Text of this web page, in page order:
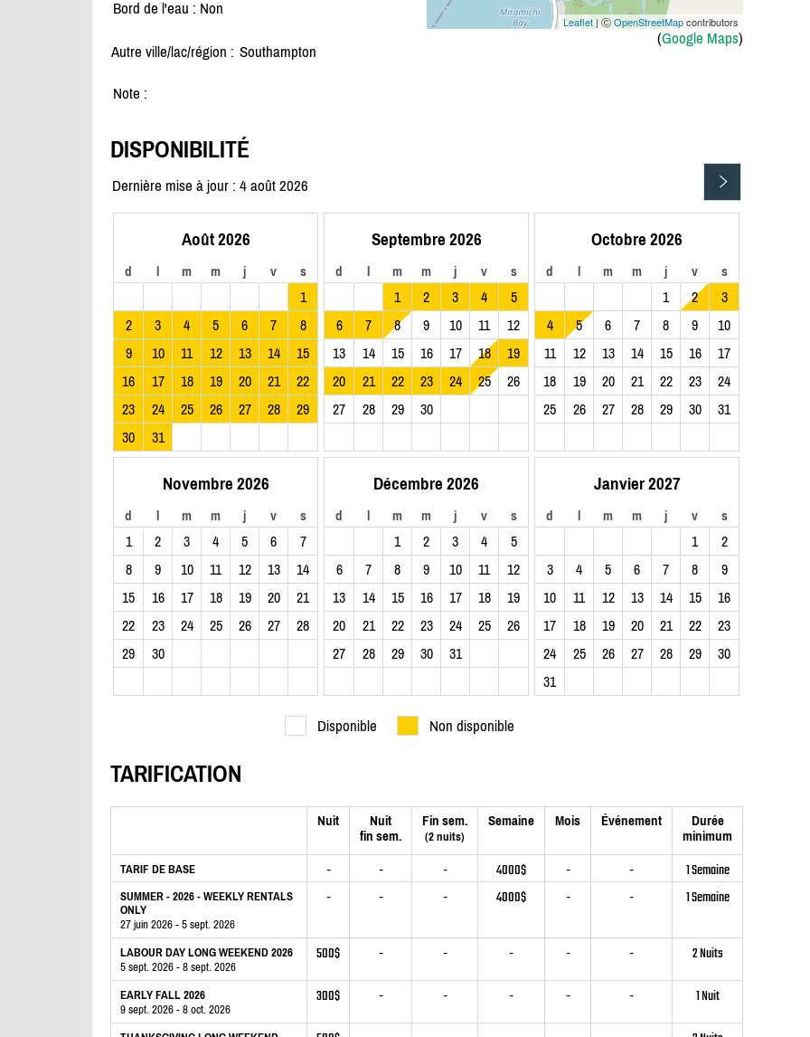
Leaflet| ⒸOpenStreetMapcontributors
(Google Maps)
Bord de l'eau : Non
Autre ville/lac/région : Southampton
Note :
DISPONIBILITÉ
Dernière mise à jour : 4 août 2026
Août 2026
d l m m j v s
1
2
3 4 5 6 7
8
9
10 11 12 13 14
15
16
17 18 19 20 21
22
23
24 25 26 27 28
29
30
31
Septembre 2026
d l m m j v s
1 2 3 4
5
6
7 8 9 10 11
12
13
14 15 16 17 18
19
20
21 22 23 24 25
26
27
28 29 30
Octobre 2026
d l m m j v s
1 2
3
4
5 6 7 8 9
10
11
12 13 14 15 16
17
18
19 20 21 22 23
24
25
26 27 28 29 30 31
Novembre 2026
d l m m j v s
1 2 3 4 5 6
7
8
9 10 11 12 13
14
15
16 17 18 19 20
21
22
23 24 25 26 27
28
29
30
Décembre 2026
d l m m j v s
1 2 3 4
5
6
7 8 9 10 11
12
13
14 15 16 17 18
19
20
21 22 23 24 25
26
27
28 29 30 31
Janvier 2027
d l m m j v s
1
2
3
4 5 6 7 8
9
10
11 12 13 14 15
16
17
18 19 20 21 22
23
24
25 26 27 28 29
30
31
Disponible Non disponible
TARIFICATION
Nuit
Nuit
fin sem.
Fin sem.
(2 nuits)
Semaine Mois Événement
Durée
minimum
TARIF DE BASE - - - 4000$ - - 1 Semaine
SUMMER - 2026 - WEEKLY RENTALS
ONLY
27 juin 2026 - 5 sept. 2026
- - - 4000$ - - 1 Semaine
LABOUR DAY LONG WEEKEND 2026
5 sept. 2026 - 8 sept. 2026
500$ - - - - - 2 Nuits
EARLY FALL 2026
9 sept. 2026 - 8 oct. 2026
300$ - - - - - 1 Nuit